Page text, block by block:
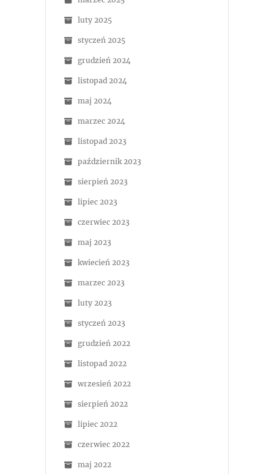
luty 2025
styczeń 2025
grudzień 2024
listopad 2024
maj 2024
marzec 2024
listopad 2023
październik 2023
sierpień 2023
lipiec 2023
czerwiec 2023
maj 2023
kwiecień 2023
marzec 2023
luty 2023
styczeń 2023
grudzień 2022
listopad 2022
wrzesień 2022
sierpień 2022
lipiec 2022
czerwiec 2022
maj 2022